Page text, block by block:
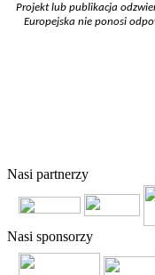
Projekt lub publikacja
Europejska nie ponosi
Nasi partnerzy
Nasi sponsorzy